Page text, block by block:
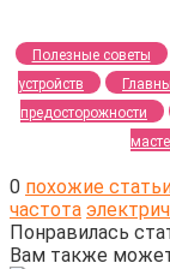
Полезные советы
устройств
предосторожности
0 похожие
частота
Понравилась
Вам также